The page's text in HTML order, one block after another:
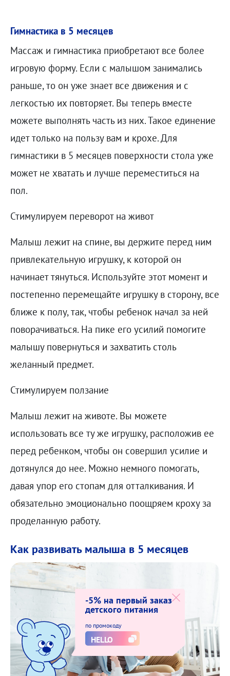
Гимнастика в 5 месяцев
Массаж и гимнастика приобретают все более
игровую форму. Если с малышом занимались
раньше, то он уже знает все движения и с
легкостью их повторяет. Вы теперь вместе
можете выполнять часть из них. Такое единение
идет только на пользу вам и крохе. Для
гимнастики в 5 месяцев поверхности стола уже
может не хватать и лучше переместиться на
пол.
Стимулируем переворот на живот
Малыш лежит на спине, вы держите перед ним
привлекательную игрушку, к которой он
начинает тянуться. Используйте этот момент и
постепенно перемещайте игрушку в сторону, все
ближе к полу, так, чтобы ребенок начал за ней
поворачиваться. На пике его усилий помогите
малышу повернуться и захватить столь
желанный предмет.
Стимулируем ползание
Малыш лежит на животе. Вы можете
использовать все ту же игрушку, расположив ее
перед ребенком, чтобы он совершил усилие и
дотянулся до нее. Можно немного помогать,
давая упор его стопам для отталкивания. И
обязательно эмоционально поощряем кроху за
проделанную работу.
Как развивать малыша в 5 месяцев
-5% на первый заказ
детского питания
по промокоду
HELLO